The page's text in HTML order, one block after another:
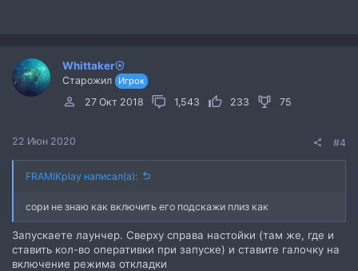
Whittaker
Старожил Игрок
27 Окт 2018 1,543 233 75
22 Июн 2020 #4
FRAMIKplay написал(а):
сори не знаю как включить его подскажи плиз как
Запускаете лаунчер. Сверху справа настойки (там же, где и
ставить кол-во оперативки при запуске) и ставите галочку на
включение режима откладки